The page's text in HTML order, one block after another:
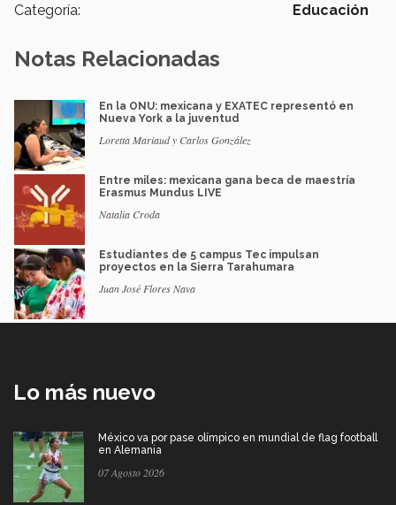
Categoría: Educación
Notas Relacionadas
En la ONU: mexicana y EXATEC representó en
Nueva York a la juventud
Loretta Mariaud y Carlos González
Entre miles: mexicana gana beca de maestría
Erasmus Mundus LIVE
Natalia Croda
Estudiantes de 5 campus Tec impulsan
proyectos en la Sierra Tarahumara
Juan José Flores Nava
Lo más nuevo
México va por pase olímpico en mundial de flag football
en Alemania
07 Agosto 2026